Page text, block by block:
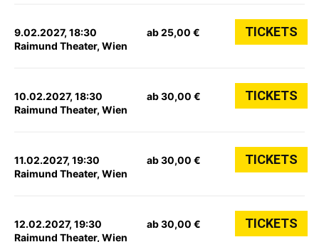
9.02.2027, 18:30
Raimund Theater, Wien
ab 25,00 € TICKETS
10.02.2027, 18:30
Raimund Theater, Wien
ab 30,00 € TICKETS
11.02.2027, 19:30
Raimund Theater, Wien
ab 30,00 € TICKETS
12.02.2027, 19:30
Raimund Theater, Wien
ab 30,00 € TICKETS